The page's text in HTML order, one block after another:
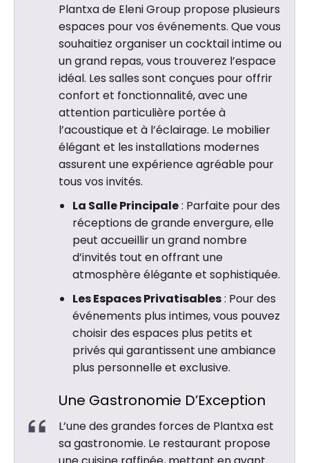
Plantxa de Eleni Group propose plusieurs
espaces pour vos événements. Que vous
souhaitiez organiser un cocktail intime ou
un grand repas, vous trouverez l’espace
idéal. Les salles sont conçues pour offrir
confort et fonctionnalité, avec une
attention particulière portée à
l’acoustique et à l’éclairage. Le mobilier
élégant et les installations modernes
assurent une expérience agréable pour
tous vos invités.
La Salle Principale: Parfaite pour des
réceptions de grande envergure, elle
peut accueillir un grand nombre
d’invités tout en offrant une
atmosphère élégante et sophistiquée.
Les Espaces Privatisables: Pour des
événements plus intimes, vous pouvez
choisir des espaces plus petits et
privés qui garantissent une ambiance
plus personnelle et exclusive.
Une Gastronomie D’Exception
L’une des grandes forces de Plantxa est
sa gastronomie. Le restaurant propose